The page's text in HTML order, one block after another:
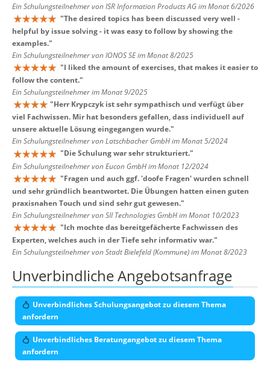
Ein Schulungsteilnehmer von ISR Information Products AG im Monat 6/2026
"The desired topics has been discussed very well -
helpful by issue solving - it was easy to follow by showing the
examples."
Ein Schulungsteilnehmer von IONOS SE im Monat 8/2025
"I liked the amount of exercises, that makes it easier to
follow the content."
Ein Schulungsteilnehmer im Monat 9/2025
"Herr Krypczyk ist sehr sympathisch und verfügt über
viel Fachwissen. Mir hat besonders gefallen, dass individuell auf
unsere aktuelle Lösung eingegangen wurde."
Ein Schulungsteilnehmer von Latschbacher GmbH im Monat 5/2024
"Die Schulung war sehr strukturiert."
Ein Schulungsteilnehmer von Eucon GmbH im Monat 12/2024
"Fragen und auch ggf. 'doofe Fragen' wurden schnell
und sehr gründlich beantwortet. Die Übungen hatten einen guten
praxisnahen Touch und sind sehr gut gewesen."
Ein Schulungsteilnehmer von SII Technologies GmbH im Monat 10/2023
"Ich mochte das bereitgefächerte Fachwissen des
Experten, welches auch in der Tiefe sehr informativ war."
Ein Schulungsteilnehmer von Stadt Bielefeld (Kommune) im Monat 8/2023
Unverbindliche Angebotsanfrage
Unverbindliches Schulungsangebot zu diesem Thema
anfordern
Unverbindliches Beratungangebot zu diesem Thema
anfordern